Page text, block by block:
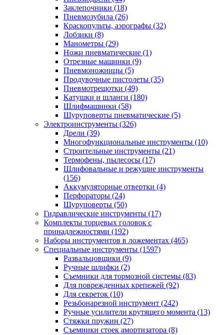
Заклепочники (18)
Пневмозубила (26)
Краскопульты, аэрографы (32)
Лобзики (8)
Манометры (29)
Ножи пневматические (1)
Отрезные машинки (9)
Пневмоножницы (5)
Продувочные пистолеты (35)
Пневмотрещотки (49)
Катушки и шланги (180)
Шлифмашинки (58)
Шуруповерты пневматические (5)
Электроинструменты (326)
Дрели (39)
Многофункциональные инструменты (10)
Строительные инструменты (21)
Термофены, пылесосы (17)
Шлифовальные и режущие инструменты
(156)
Аккумуляторные отвертки (4)
Перфораторы (24)
Шуруповерты (50)
Гидравлические инструменты (17)
Комплекты торцевых головок с
принадлежностями (192)
Наборы инструментов в ложементах (465)
Специальные инструменты (1597)
Развальцовщики (9)
Ручные шлифки (2)
Съемники для тормозной системы (83)
Для поврежденных крепежей (92)
Для секреток (10)
Резьбонарезной инструмент (242)
Ручные усилители крутящего момента (13)
Стяжки пружин (27)
Съемники стоек амортизатора (8)